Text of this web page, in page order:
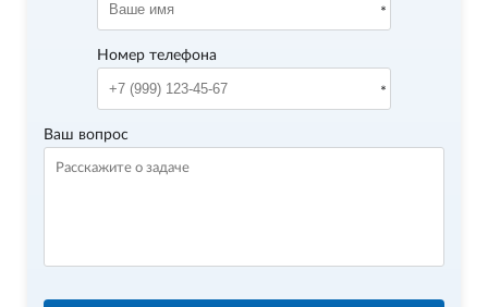
Номер телефона
Ваш вопрос